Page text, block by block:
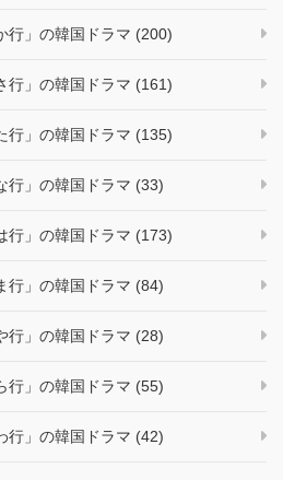
行」の韓国ドラマ (200)
行」の韓国ドラマ (161)
行」の韓国ドラマ (135)
行」の韓国ドラマ (33)
行」の韓国ドラマ (173)
行」の韓国ドラマ (84)
行」の韓国ドラマ (28)
行」の韓国ドラマ (55)
行」の韓国ドラマ (42)